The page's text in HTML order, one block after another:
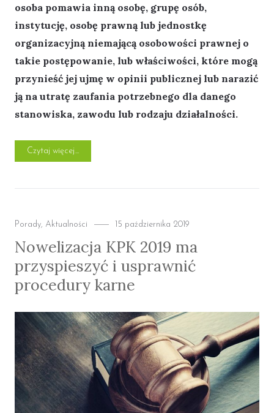
osoba pomawia inną osobę, grupę osób,
instytucję, osobę prawną lub jednostkę
organizacyjną niemającą osobowości prawnej o
takie postępowanie, lub właściwości, które mogą
przynieść jej ujmę w opinii publicznej lub narazić
ją na utratę zaufania potrzebnego dla danego
stanowiska, zawodu lub rodzaju działalności.
Czytaj więcej
Categories
Porady, Aktualności
Posted
15 października 2019
Nowelizacja KPK 2019 ma
przyspieszyć i usprawnić
procedury karne